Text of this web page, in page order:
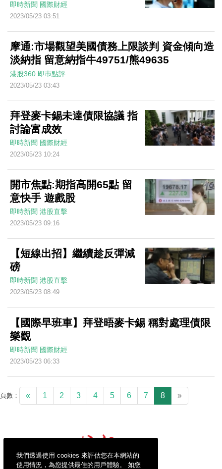
我們透過使用 cookies 來評估您在本網站的
使用情況，為您提供最佳的用戶體驗。 如您
即時新聞 國際財經
2023/05/23 03:51
摩通:市場觀望美國債務上限談判 資金傾向造
淡納指 留意納指牛49751/熊49635
港股360 即巿點評
2023/05/23 03:43
拜登麥卡錫未達債限協議 指
討論富成效
即時新聞 國際財經
2023/05/23 10:24
開市焦點:期指高開65點 留
意快手 遊戲股
即時新聞 港股直擊
2023/05/23 09:16
【短線出招】繼續趁反彈減
磅
即時新聞 港股直擊
2023/05/23 08:49
【國際早班車】拜登晤麥卡錫 稱對處理債限
樂觀
即時新聞 國際財經
2023/05/23 06:33
頁數： « 1 2 3 4 5 6 7 8 »